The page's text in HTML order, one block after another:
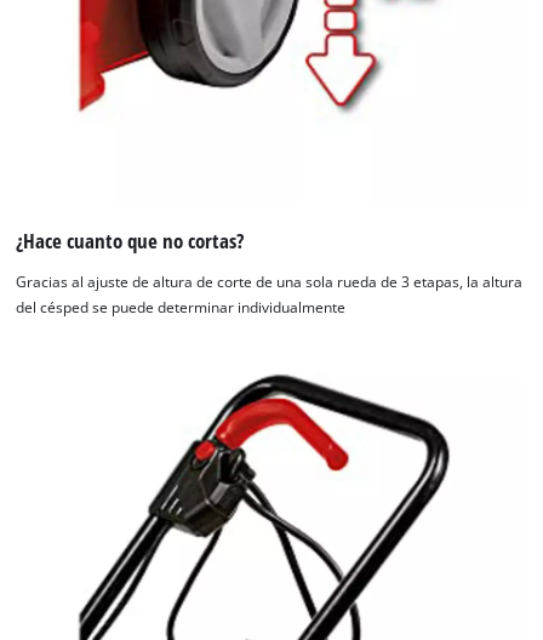
¿Hace cuanto que no cortas?
Gracias al ajuste de altura de corte de una sola rueda de 3 etapas, la altura
del césped se puede determinar individualmente